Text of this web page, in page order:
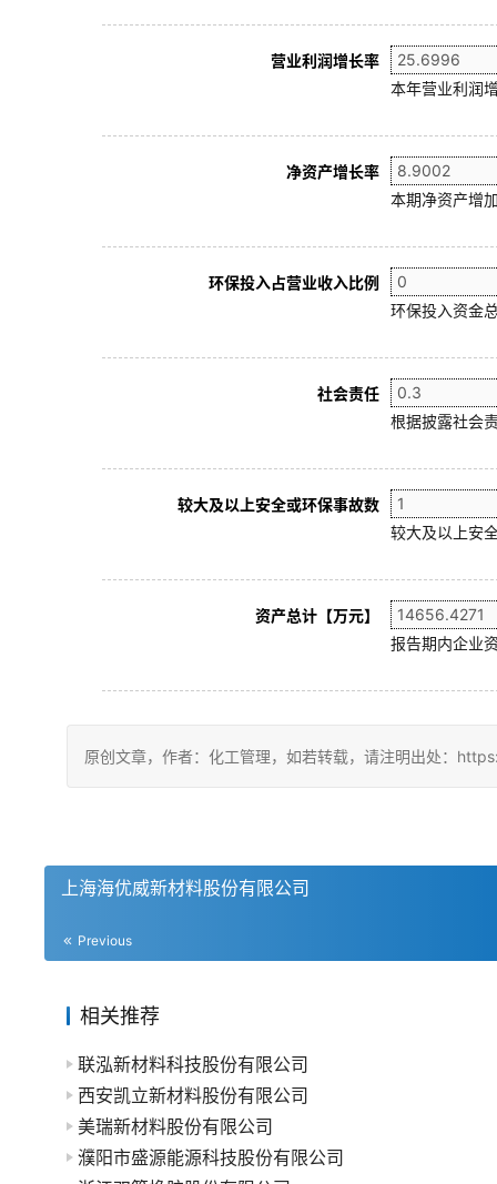
营业利润增长率
本年营业利润
净资产增长率
本期净资产增
环保投入占营业收入比例
环保投入资金
社会责任
根据披露社会
较大及以上安全或环保事故数
较大及以上安
资产总计【万元】
报告期内企业
原创文章，作者：化工管理，如若转载，请注明出处：
上海海优威新材料股份有限公司
Previous
相关推荐
联泓新材料科技股份有限公司
西安凯立新材料股份有限公司
美瑞新材料股份有限公司
濮阳市盛源能源科技股份有限公司